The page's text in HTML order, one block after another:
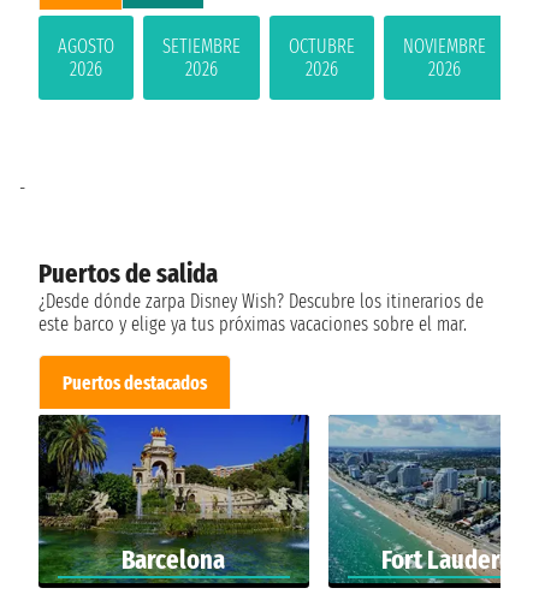
AGOSTO
2026
SETIEMBRE
2026
OCTUBRE
2026
NOVIEMBRE
2026
Puertos de salida
¿Desde dónde zarpa Disney Wish? Descubre los itinerarios de
este barco y elige ya tus próximas vacaciones sobre el mar.
Puertos destacados
Barcelona Fort
-